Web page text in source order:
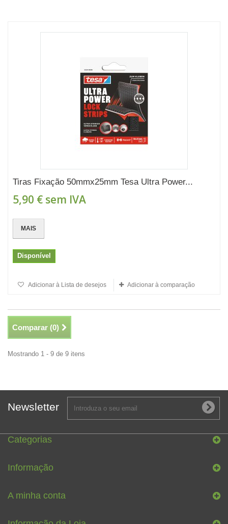
Tiras Fixação 50mmx25mm Tesa Ultra Power...
5,90 € sem IVA
MAIS
Disponível
Adicionar à Lista de desejos Adicionar à comparação
Comparar (0)
Mostrando 1 - 9 de 9 itens
Newsletter
Categorias
Informação
A minha conta